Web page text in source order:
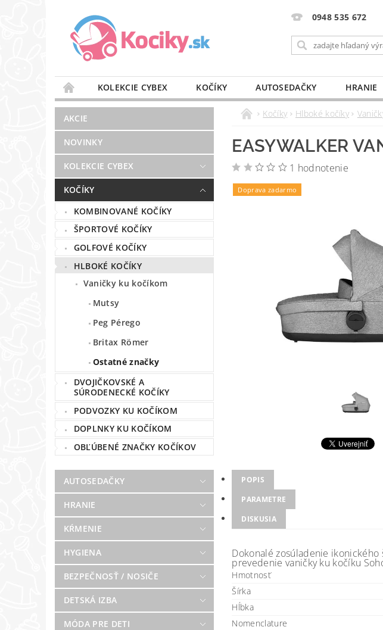
0948 535 672
KOLEKCIE CYBEX KOČÍKY AUTOSEDAČKY HRANIE
STAROSTLIVOSŤ O VZDUCH
VÝBAVA DO PÔRODNICE MLIEKO
BLOG
PREDAJŇA KONTAKT
AKCIE
NOVINKY
KOLEKCIE CYBEX
KOČÍKY
KOMBINOVANÉ KOČÍKY
ŠPORTOVÉ KOČÍKY
GOLFOVÉ KOČÍKY
HLBOKÉ KOČÍKY
Vaničky ku kočíkom
Mutsy
Peg Pérego
Britax Römer
Ostatné značky
DVOJIČKOVSKÉ A
SÚRODENECKÉ KOČÍKY
PODVOZKY KU KOČÍKOM
DOPLNKY KU KOČÍKOM
OBĽÚBENÉ ZNAČKY KOČÍKOV
AUTOSEDAČKY
HRANIE
KŔMENIE
HYGIENA
BEZPEČNOSŤ / NOSIČE
DETSKÁ IZBA
MÓDA PRE DETI
Kočíky Hlboké kočíky
EASYWALKER
1 hodnotenie
Doprava zadarmo
POPIS
PARAMETRE
DISKUSIA
Dokonalé zosúladenie ikonického
prevedenie vaničky ku kočíku
Hmotnosť
Šírka
Hĺbka
Nomenclature